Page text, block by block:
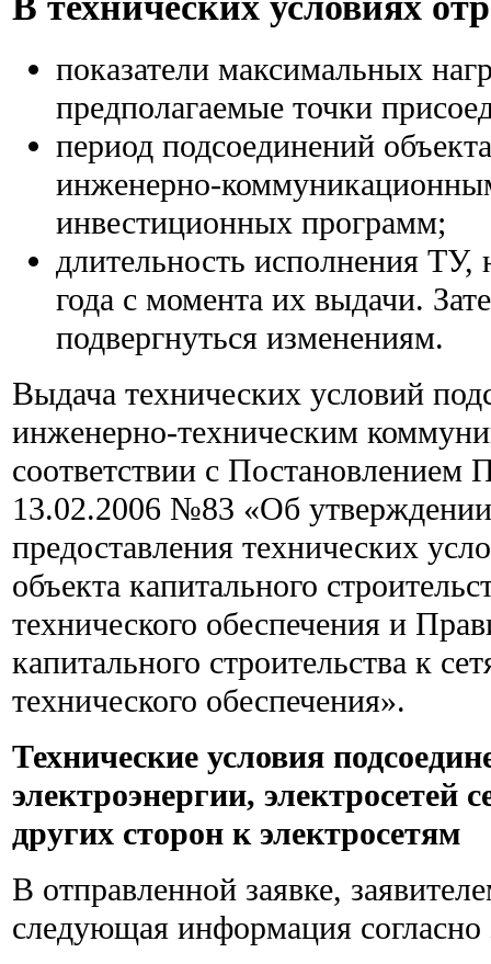
показатели максимальных
предполагаемые точки
период подсоединений
инженерно-
инвестиционных программ;
длительность исполнения
года с момента их выдачи.
подвергнуться изменениям.
Выдача технических условий
инженерно-техническим
соответствии с Постановлением
13.02.2006 №83 «Об
предоставления технических
объекта капитального
технического обеспечения и
капитального строительства к
технического обеспечения».
Технические условия
электроэнергии, электросетей
других сторон к электросетям
В отправленной заявке,
следующая информация согласно